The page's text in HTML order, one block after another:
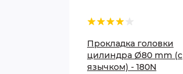
Прокладка головки
цилиндра Ø80 mm (с
язычком) - 180N